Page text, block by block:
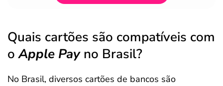
Quais cartões são compatíveis com
oApple Payno Brasil?
No Brasil, diversos cartões de bancos são